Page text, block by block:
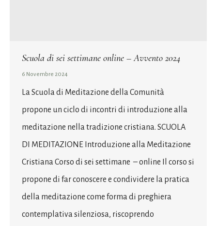
Scuola di sei settimane online – Avvento 2024
6 Novembre 2024
La Scuola di Meditazione della Comunità
propone un ciclo di incontri di introduzione alla
meditazione nella tradizione cristiana. SCUOLA
DI MEDITAZIONE Introduzione alla Meditazione
Cristiana Corso di sei settimane – online Il corso si
propone di far conoscere e condividere la pratica
della meditazione come forma di preghiera
contemplativa silenziosa, riscoprendo